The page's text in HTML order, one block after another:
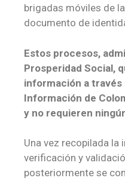
brigadas móviles de
documento de
Estos procesos,
Prosperidad Social,
información a través
Información de
y no requieren
Una vez recopilada la
verificación y
posteriormente se